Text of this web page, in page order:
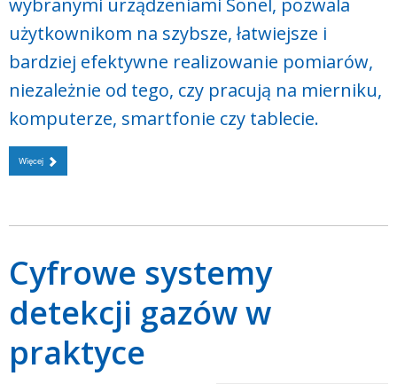
użytkownikom na szybsze, łatwiejsze i
bardziej efektywne realizowanie pomiarów,
niezależnie od tego, czy pracują na mierniku,
komputerze, smartfonie czy tablecie.
Więcej
Cyfrowe systemy
detekcji gazów w
praktyce